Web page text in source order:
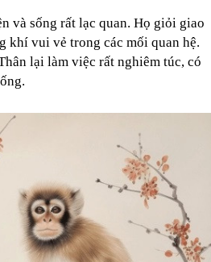
và sống rất lạc quan. Họ giỏi giao
khí vui vẻ trong các mối quan hệ.
lại làm việc rất nghiêm túc, có